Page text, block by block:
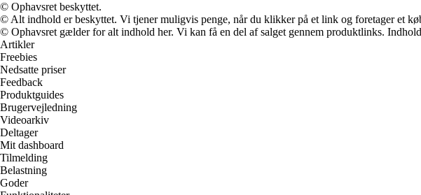
© Ophavsret beskyttet.
© Alt indhold er beskyttet. Vi tjener muligvis penge, når du klikker på et link og foretager et
© Ophavsret gælder for alt indhold her. Vi kan få en del af salget gennem produktlinks.
Artikler
Freebies
Nedsatte priser
Feedback
Produktguides
Brugervejledning
Videoarkiv
Deltager
Mit dashboard
Tilmelding
Belastning
Goder